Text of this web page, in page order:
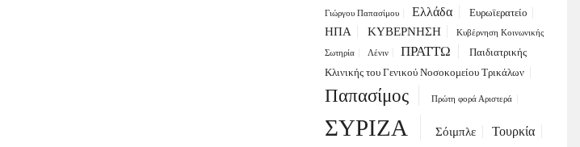
Γιώργου Παπασίμου Ελλάδα Ευρωϊερατείο
ΗΠΑ ΚΥΒΕΡΝΗΣΗ Κυβέρνηση Κοινωνικής
Σωτηρία Λένιν ΠΡΑΤΤΩ
Παιδιατρικής
Κλινικής του Γενικού Νοσοκομείου Τρικάλων
Παπασίμος Πρώτη φορά Αριστερά
ΣΥΡΙΖΑ Σόιμπλε Τουρκία